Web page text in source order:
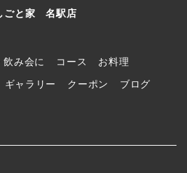
ごと家 名駅店
飲み会に コース お料理
ギャラリー クーポン ブログ